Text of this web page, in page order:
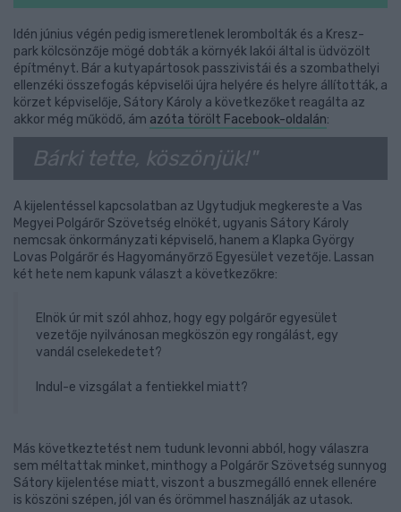
Idén június végén pedig ismeretlenek lerombolták és a Kresz-
park kölcsönzője mögé dobták a környék lakói által is üdvözölt
építményt. Bár a kutyapártosok passzivistái és a szombathelyi
ellenzéki összefogás képviselői újra helyére és helyre állították, a
körzet képviselője, Sátory Károly a következőket reagálta az
akkor még működő, ám azóta törölt Facebook-oldalán:
Bárki tette, köszönjük!"
A kijelentéssel kapcsolatban az Ugytudjuk megkereste a Vas
Megyei Polgárőr Szövetség elnökét, ugyanis Sátory Károly
nemcsak önkormányzati képviselő, hanem a Klapka György
Lovas Polgárőr és Hagyományőrző Egyesület vezetője. Lassan
két hete nem kapunk választ a következőkre:
Elnök úr mit szól ahhoz, hogy egy polgárőr egyesület
vezetője nyilvánosan megköszön egy rongálást, egy
vandál cselekedetet?
Indul-e vizsgálat a fentiekkel miatt?
Más következtetést nem tudunk levonni abból, hogy válaszra
sem méltattak minket, minthogy a Polgárőr Szövetség sunnyog
Sátory kijelentése miatt, viszont a buszmegálló ennek ellenére
is köszöni szépen, jól van és örömmel használják az utasok.